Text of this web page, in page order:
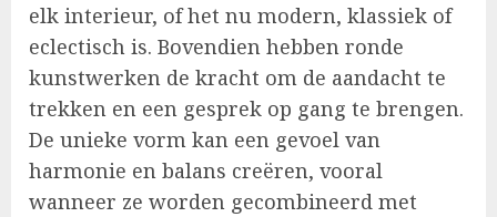
elk interieur, of het nu modern, klassiek of
eclectisch is. Bovendien hebben ronde
kunstwerken de kracht om de aandacht te
trekken en een gesprek op gang te brengen.
De unieke vorm kan een gevoel van
harmonie en balans creëren, vooral
wanneer ze worden gecombineerd met